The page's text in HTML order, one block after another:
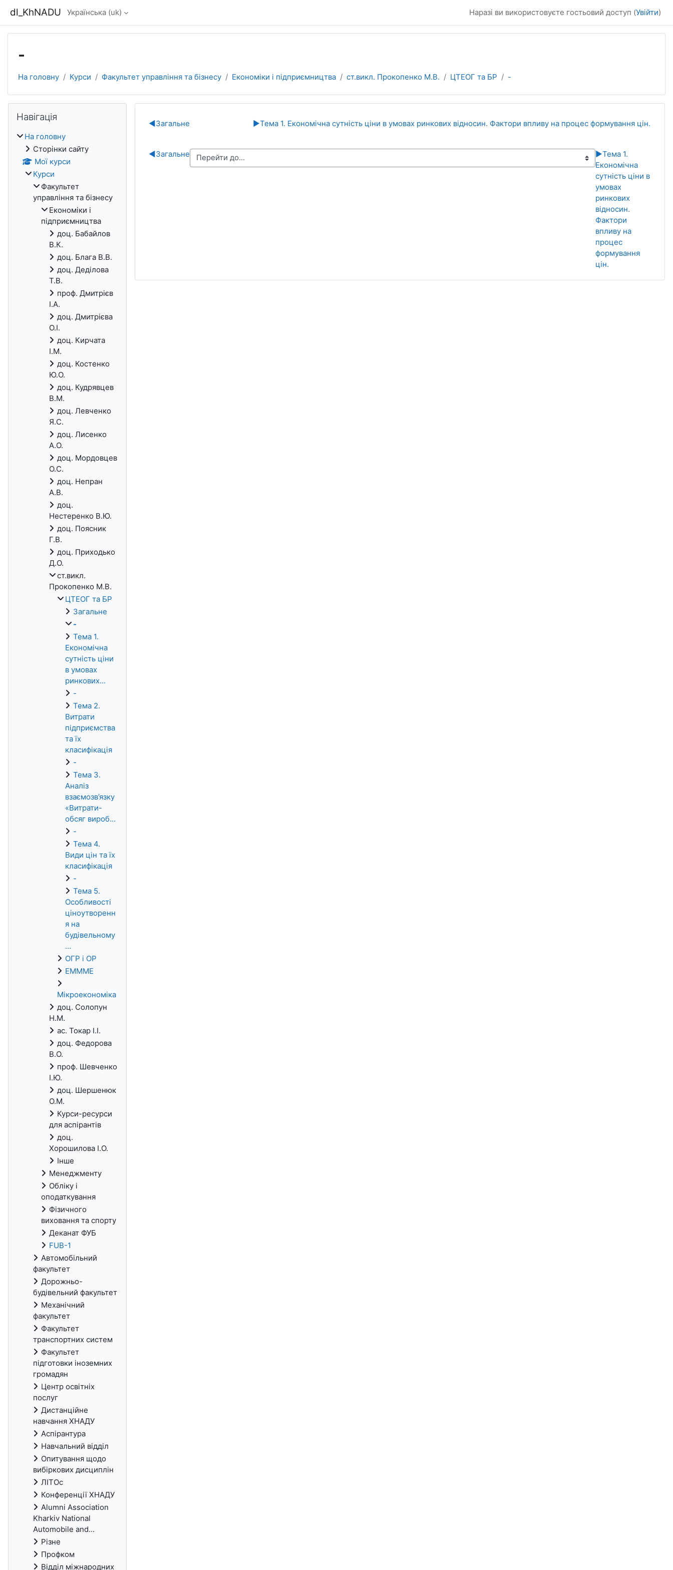
dl_KhNADU Українська ‎(uk)‎ Наразі ви використовуєте гостьовий доступ (Увійти)
-
На головну Курси Факультет управління та бізнесу Економіки i підприємництва ст.викл. Прокопенко М.В. ЦТЕОГ та БР -
Схема розділу
◀︎Загальне ▶︎Тема 1. Економічна сутність ціни в умовах ринкових відносин. Фактори впливу на процес формування цін.
◀︎Загальне ▶︎Тема 1.
Економічна
сутність ціни в
умовах
ринкових
відносин.
Фактори
впливу на
процес
формування
цін.
Блоки
Навігація
На головну
Сторінки сайту
Мої курси
Курси
Факультет
управління та бізнесу
Економіки i
підприємництва
доц. Бабайлов
В.К.
доц. Блага В.В.
доц. Деділова
Т.В.
проф. Дмитрієв
І.А.
доц. Дмитрієва
О.І.
доц. Кирчата
І.М.
доц. Костенко
Ю.О.
доц. Кудрявцев
В.М.
доц. Левченко
Я.С.
доц. Лисенко
А.О.
доц. Мордовцев
О.С.
доц. Непран
А.В.
доц.
Нестеренко В.Ю.
доц. Поясник
Г.В.
доц. Приходько
Д.О.
ст.викл.
Прокопенко М.В.
ЦТЕОГ та БР
Загальне
-
Тема 1.
Економічна
сутність ціни
в умовах
ринкових...
-
Тема 2.
Витрати
підприємства
та їх
класифікація
-
Тема 3.
Аналіз
взаємозв’язку
«Витрати-
обсяг вироб...
-
Тема 4.
Види цін та їх
класифікація
-
Тема 5.
Особливості
ціноутворенн
я на
будівельному
...
ОГР і ОР
ЕМММЕ
Мікроекономіка
доц. Солопун
Н.М.
ас. Токар І.І.
доц. Федорова
В.О.
проф. Шевченко
І.Ю.
доц. Шершенюк
О.М.
Курси-ресурси
для аспірантів
доц.
Хорошилова І.О.
Інше
Менеджменту
Обліку і
оподаткування
Фізичного
виховання та спорту
Деканат ФУБ
FUB-1
Автомобільний
факультет
Дорожньо-
будівельний факультет
Механічний
факультет
Факультет
транспортних систем
Факультет
підготовки іноземних
громадян
Центр освітніх
послуг
Дистанційне
навчання ХНАДУ
Аспірантура
Навчальний відділ
Опитування щодо
вибіркових дисциплін
ЛІТОс
Конференції ХНАДУ
Alumni Association
Kharkiv National
Automobile and...
Різне
Профком
Відділ міжнародних